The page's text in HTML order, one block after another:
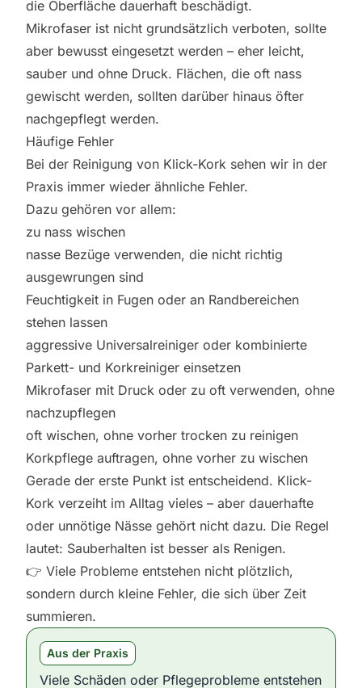
die Oberfläche dauerhaft beschädigt.
Mikrofaser ist nicht grundsätzlich verboten, sollte
aber bewusst eingesetzt werden – eher leicht,
sauber und ohne Druck. Flächen, die oft nass
gewischt werden, sollten darüber hinaus öfter
nachgepflegt werden.
Häufige Fehler
Bei der Reinigung von Klick-Kork sehen wir in der
Praxis immer wieder ähnliche Fehler.
Dazu gehören vor allem:
zu nass wischen
nasse Bezüge verwenden, die nicht richtig
ausgewrungen sind
Feuchtigkeit in Fugen oder an Randbereichen
stehen lassen
aggressive Universalreiniger oder kombinierte
Parkett- und Korkreiniger einsetzen
Mikrofaser mit Druck oder zu oft verwenden, ohne
nachzupflegen
oft wischen, ohne vorher trocken zu reinigen
Korkpflege auftragen, ohne vorher zu wischen
Gerade der erste Punkt ist entscheidend. Klick-
Kork verzeiht im Alltag vieles – aber dauerhafte
oder unnötige Nässe gehört nicht dazu. Die Regel
lautet: Sauberhalten ist besser als Renigen.
👉 Viele Probleme entstehen nicht plötzlich,
sondern durch kleine Fehler, die sich über Zeit
summieren.
Aus der Praxis
Viele Schäden oder Pflegeprobleme entstehen